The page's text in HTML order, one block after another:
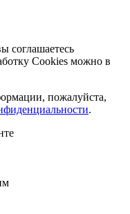
соглашаетесь
Cookies можно в
пожалуйста,
.